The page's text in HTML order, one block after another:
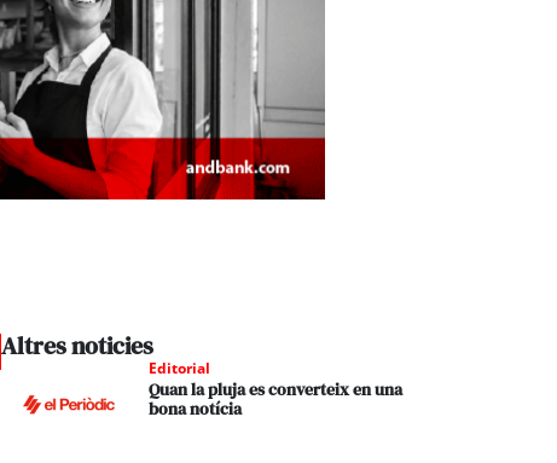
Altres noticies
Editorial
Quan la pluja es converteix en una
bona notícia